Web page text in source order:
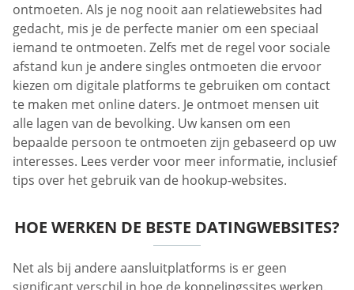
ontmoeten. Als je nog nooit aan relatiewebsites had
gedacht, mis je de perfecte manier om een speciaal
iemand te ontmoeten. Zelfs met de regel voor sociale
afstand kun je andere singles ontmoeten die ervoor
kiezen om digitale platforms te gebruiken om contact
te maken met online daters. Je ontmoet mensen uit
alle lagen van de bevolking. Uw kansen om een
bepaalde persoon te ontmoeten zijn gebaseerd op uw
interesses. Lees verder voor meer informatie, inclusief
tips over het gebruik van de hookup-websites.
HOE WERKEN DE BESTE DATINGWEBSITES?
Net als bij andere aansluitplatforms is er geen